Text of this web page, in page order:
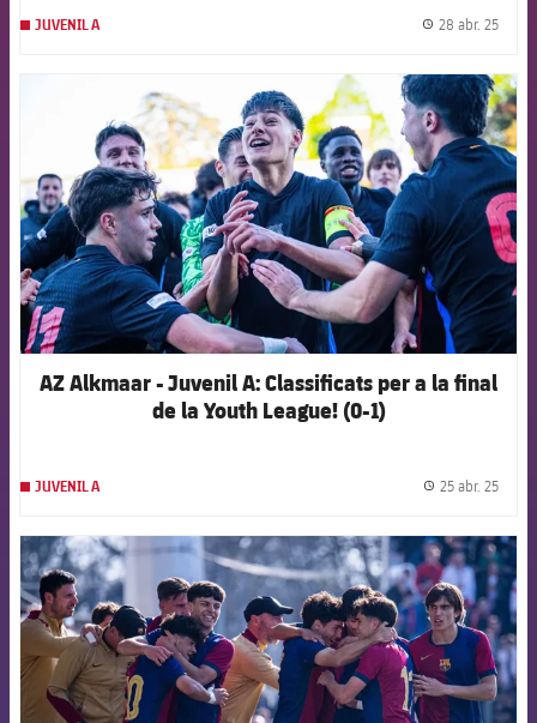
JUVENIL A 28 abr. 25
FCB Barcelona badge
AZ Alkmaar - Juvenil A: Classificats per a la final
de la Youth League! (0-1)
JUVENIL A 25 abr. 25
FCB Barcelona badge